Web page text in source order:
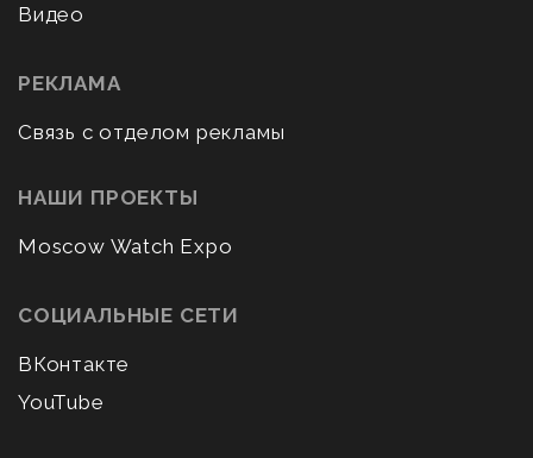
Видео
РЕКЛАМА
Связь с отделом рекламы
НАШИ ПРОЕКТЫ
Moscow Watch Expo
СОЦИАЛЬНЫЕ СЕТИ
ВКонтакте
YouTube